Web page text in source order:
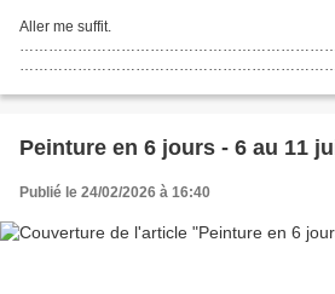
Aller me suffit.
… Suite...
Peinture en 6 jours - 6 au 11
Publié le 24/02/2026 à 16:40